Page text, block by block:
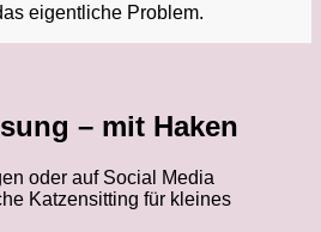
eigentliche Problem.
– mit Haken
oder auf Social Media
Katzensitting für kleines